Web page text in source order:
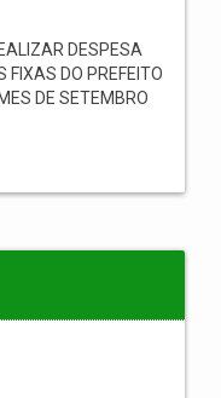
DESPESA
FIXAS DO PREFEITO
DE SETEMBRO